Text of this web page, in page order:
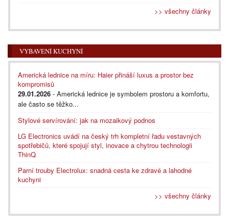
>> všechny články
VYBAVENÍ KUCHYNÍ
Americká lednice na míru: Haier přináší luxus a prostor bez
kompromisů
29.01.2026 - Americká lednice je symbolem prostoru a komfortu,
ale často se těžko...
Stylové servírování: jak na mozaikový podnos
LG Electronics uvádí na český trh kompletní řadu vestavných
spotřebičů, které spojují styl, inovace a chytrou technologii
ThinQ
Parní trouby Electrolux: snadná cesta ke zdravé a lahodné
kuchyni
>> všechny články